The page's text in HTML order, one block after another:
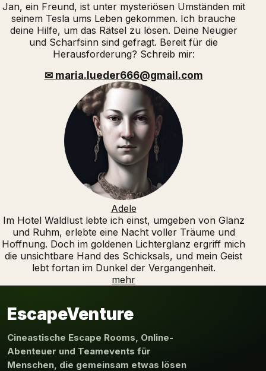
Jan, ein Freund, ist unter mysteriösen Umständen mit
seinem Tesla ums Leben gekommen. Ich brauche
deine Hilfe, um das Rätsel zu lösen. Deine Neugier
und Scharfsinn sind gefragt. Bereit für die
Herausforderung? Schreib mir:
✉ maria.lueder666@gmail.com
Adele
Im Hotel Waldlust lebte ich einst, umgeben von Glanz
und Ruhm, erlebte eine Nacht voller Träume und
Hoffnung. Doch im goldenen Lichterglanz ergriff mich
die unsichtbare Hand des Schicksals, und mein Geist
lebt fortan im Dunkel der Vergangenheit.
mehr
EscapeVenture
Cineastische Escape Rooms, Online-
Abenteuer und Teamevents für
Menschen, die gemeinsam etwas lösen